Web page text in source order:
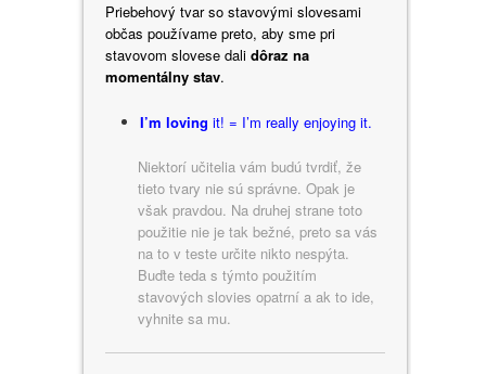
Priebehový tvar so stavovými slovesami
občas používame preto, aby sme pri
stavovom slovese dali dôraz na
momentálny stav.
I’m loving it! = I’m really enjoying it.
Niektorí učitelia vám budú tvrdiť, že
tieto tvary nie sú správne. Opak je
však pravdou. Na druhej strane toto
použitie nie je tak bežné, preto sa vás
na to v teste určite nikto nespýta.
Buďte teda s týmto použitím
stavových slovies opatrní a ak to ide,
vyhnite sa mu.